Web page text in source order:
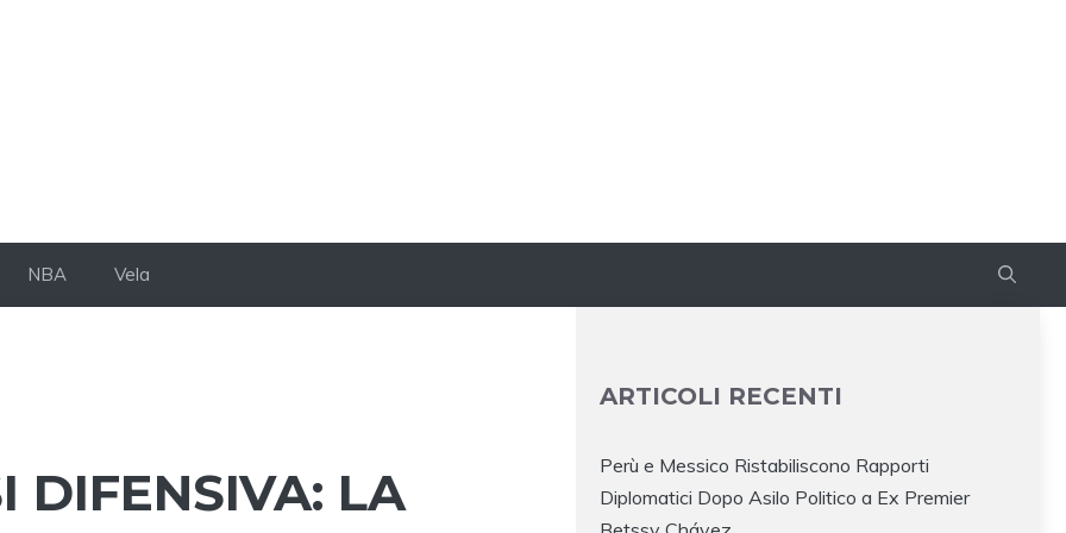
NBA Vela
DIFENSIVA: LA
ARTICOLI RECENTI
Perù e Messico Ristabiliscono Rapporti
Diplomatici Dopo Asilo Politico a Ex Premier